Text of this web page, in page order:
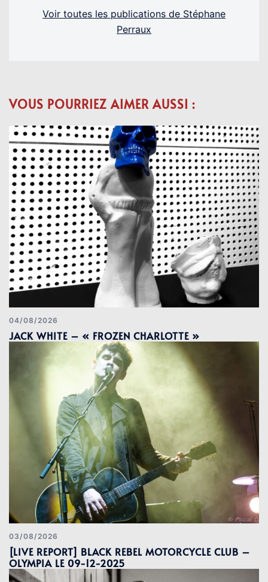
Voir toutes les publications de Stéphane
Perraux
VOUS POURRIEZ AIMER AUSSI :
04/08/2026
JACK WHITE – « FROZEN CHARLOTTE »
03/08/2026
[LIVE REPORT] BLACK REBEL MOTORCYCLE CLUB –
OLYMPIA LE 09-12-2025